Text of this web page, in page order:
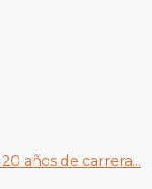
años de carrera...